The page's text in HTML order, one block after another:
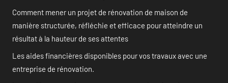
Comment mener un projet de rénovation de maison de
manière structurée, réfléchie et efficace pour atteindre un
résultat à la hauteur de ses attentes
Les aides financières disponibles pour vos travaux avec une
entreprise de rénovation.